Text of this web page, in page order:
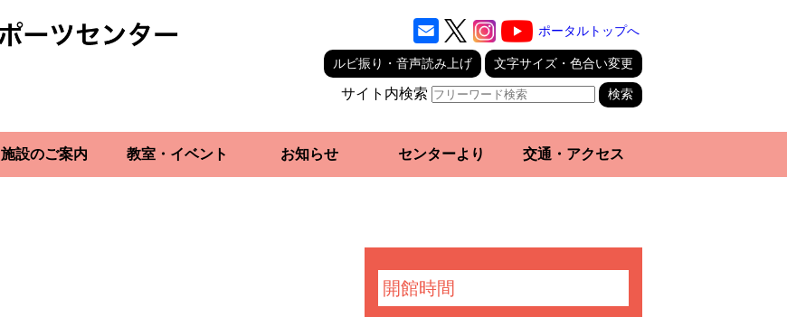
ポータルトップへ
ルビ振り・音声読み上げ 文字サイズ・色合い変更
サイト内検索
施設のご案内 教室・イベント お知らせ センターより 交通・アクセス
開館時間